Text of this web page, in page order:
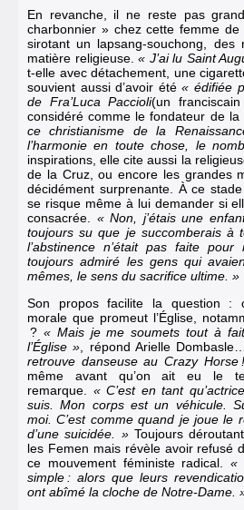
En revanche, il ne reste pas
charbonnier » chez cette femme
sirotant un lapsang-souchong, des
matière religieuse. « J’ai lu Saint
t-elle avec détachement, une
souvient aussi d’avoir été« édifiée
de Fra’Luca Paccioli(un
considéré comme le fondateur de la
ce christianisme de la
l’harmonie en toute chose, le
inspirations, elle cite aussi la
de la Cruz, ou encore les grandes
décidément surprenante. À ce
se risque même à lui demander si
consacrée.
« Non, j’étais une
toujours su que je succomberais à
l’abstinence n’était pas faite pour
toujours admiré les gens qui
mêmes, le sens du sacrifice ultime. »
Son propos facilite la question :
morale que promeut l’Église,
? « Mais je me soumets tout à
l’Église » , répond Arielle
retrouve danseuse au Crazy Horse
même avant qu’on ait eu le
remarque. « C’est en tant
suis. Mon corps est un véhicule.
moi. C’est comme quand je joue le
d’une suicidée. »Toujours
les Femen mais révèle avoir refusé
ce mouvement féministe radical. «
simple : alors que leurs
ont abîmé la cloche de Notre-Dame.